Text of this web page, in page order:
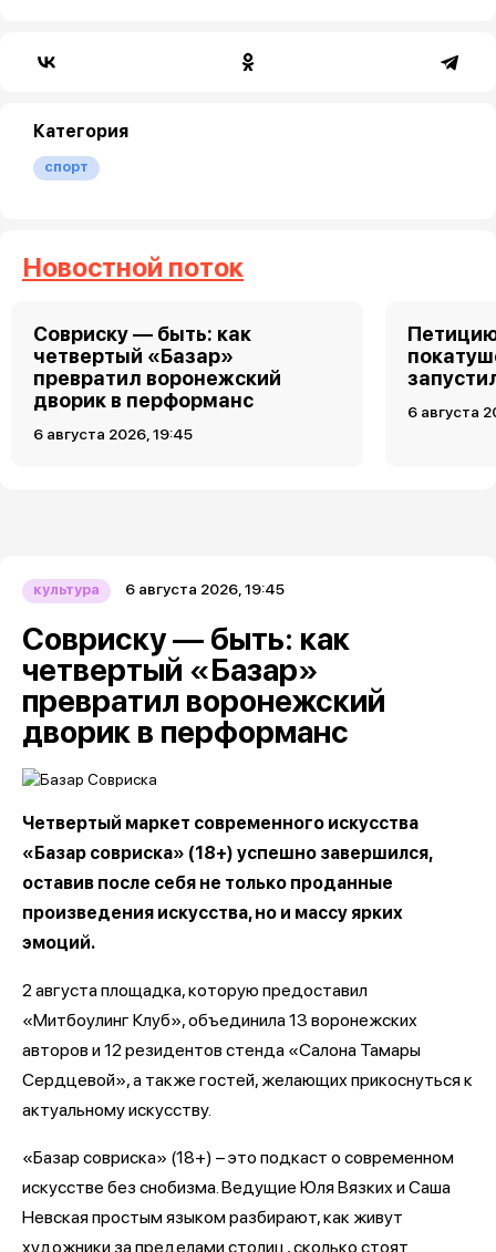
Категория
спорт
Новостной поток
Совриску — быть: как
четвертый «Базар»
превратил воронежский
дворик в перформанс
6 августа 2026, 19:45
6 августа
культура 6 августа 2026, 19:45
Совриску — быть: как
четвертый «Базар»
превратил воронежский
дворик в перформанс
Четвертый маркет современного искусства
«Базар совриска» (18+) успешно завершился,
оставив после себя не только проданные
произведения искусства, но и массу ярких
эмоций.
2 августа площадка, которую предоставил
«Митбоулинг Клуб», объединила 13 воронежских
авторов и 12 резидентов стенда «Салона Тамары
Сердцевой», а также гостей, желающих прикоснуться к
актуальному искусству.
«Базар совриска» (18+) – это подкаст о современном
искусстве без снобизма. Ведущие Юля Вязких и Саша
Невская простым языком разбирают, как живут
художники за пределами столиц, сколько стоят